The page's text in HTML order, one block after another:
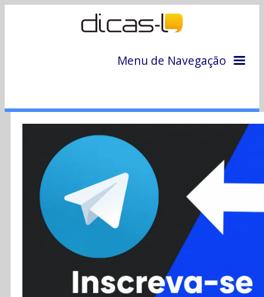
Menu de Navegação
Colunas
Colaboradores
Cursos